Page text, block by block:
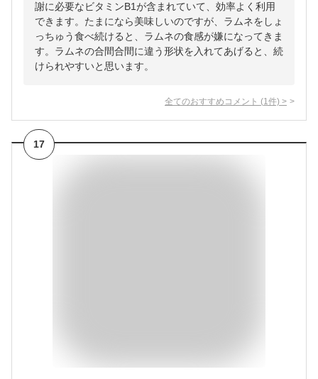
謝に必要なビタミンB1が含まれていて、効率よく利用
できます。たまになら美味しいのですが、ラムネをしょ
っちゅう食べ続けると、ラムネの食感が嫌になってきま
す。ラムネの合間合間に違う形状を入れてあげると、続
けられやすいと思います。
全てのおすすめコメント (1 件) >
17